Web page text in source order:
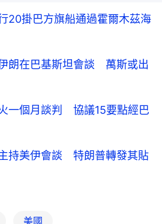
20掛巴方旗船通過霍爾木茲海
朗在巴基斯坦會談 萬斯或出
一個月談判 協議15要點經巴
持美伊會談 特朗普轉發其貼
美國